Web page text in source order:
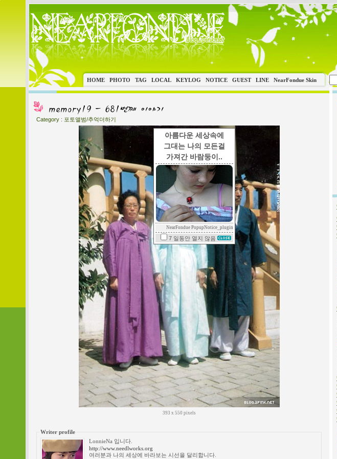
아름다운 세상속에
그대는 나의 모든걸
가져간 바람둥이..
NearFondue PopupNotice_plugin
7 일동안 열지 않음
HOME PHOTO TAG LOCAL KEYLOG NOTICE GUEST LINE NearFondue Skin
Category : 포토앨범/추억더하기
393 x 550 pixels
Writer profile
LonnieNa 입니다.
http://www.needlworks.org
여러분과 나의 세상에 바라보는 시선을 달리합니다.